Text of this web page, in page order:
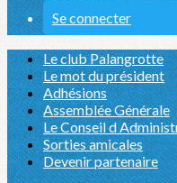
Se connecter
Le club Palangrotte
Le mot du président
Adhésions
Assemblée Générale
Le Conseil d
Sorties amicales
Devenir partenaire